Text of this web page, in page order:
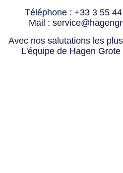
Téléphone : +33 3 55
Mail :
Avec nos salutations les
L'équipe de Hagen Grote